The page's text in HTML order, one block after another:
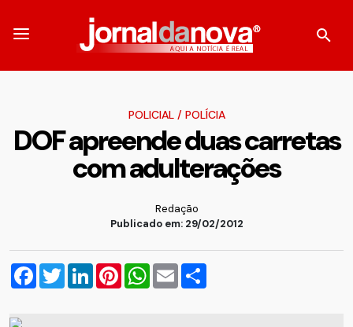
POLICIAL/ POLÍCIA
DOF apreende duas carretas
com adulterações
Redação
Publicado em: 29/02/2012
Facebook
TwitterLinkedInPinterestWhatsApp
Email